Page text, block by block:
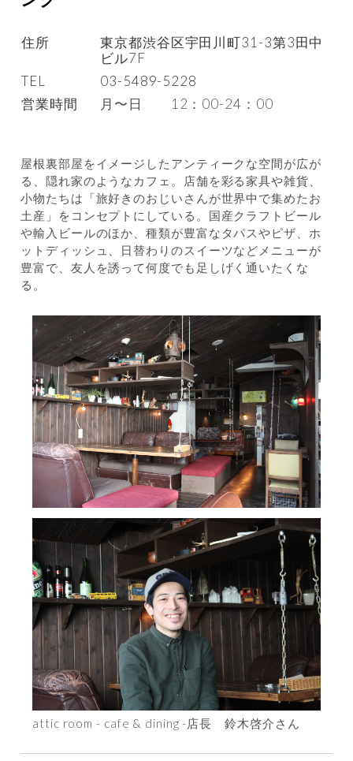
住所
東京都渋谷区宇田川町31-3第3田中
ビル7F
TEL
03-5489-5228
営業時間
月〜日 12：00-24：00
屋根裏部屋をイメージしたアンティークな空間が広が
る、隠れ家のようなカフェ。店舗を彩る家具や雑貨、
小物たちは「旅好きのおじいさんが世界中で集めたお
土産」をコンセプトにしている。国産クラフトビール
や輸入ビールのほか、種類が豊富なタパスやピザ、ホ
ットディッシュ、日替わりのスイーツなどメニューが
豊富で、友人を誘って何度でも足しげく通いたくな
る。
attic room - cafe & dining -店長 鈴木啓介さん